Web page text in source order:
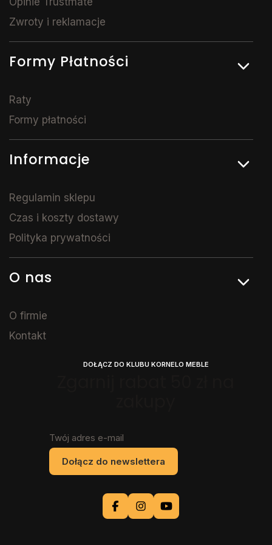
Zwroty i reklamacje
Formy Płatności
Raty
Formy płatności
Informacje
Regulamin sklepu
Czas i koszty dostawy
Polityka prywatności
O nas
O firmie
Kontakt
DOŁĄCZ DO KLUBU KORNELO MEBLE
Twój adres e-mail
Dołącz do newslettera